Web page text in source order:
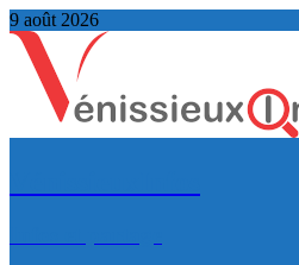
9 août 2026